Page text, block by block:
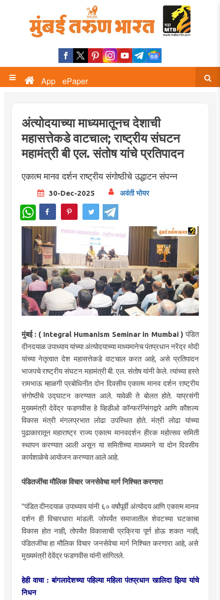
App ePaper
अंत्योदयाच्या माध्यमातूनच देशाची
महासत्तेकडे वाटचाल; राष्ट्रीय संघटन
महामंत्री बी एल. संतोष यांचे प्रतिपादन
एकात्म मानव दर्शन राष्ट्रीय संगोष्ठीचे उद्धाटन संपन्न
30-Dec-2025 अवंती भोयर
WhatsApp
मुंबई : ( Integral Humanism Seminar in Mumbai )पंडित
दीनदयाळ उपाध्याय यांच्या अंत्योदयाच्या माध्यमानेच पंतप्रधान नरेंद्र मोदी
यांच्या नेतृत्वात देश महासत्तेकडे वाटचाल करत आहे, असे प्रतिपादन
भाजपचे राष्ट्रीय संघटन महामंत्री बी. एल. संतोष यांनी केले. त्यांच्या हस्ते
रामभाऊ म्हाळगी प्रबोधिनीत दोन दिवसीय एकात्म मानव दर्शन राष्ट्रीय
संगोष्ठीचे उद्घाटन करण्यात आले. यावेळी ते बोलत होते. याप्रसंगी
मुख्यमंत्री देवेंद्र फडणवीस हे व्हिडीओ कॉन्फरंन्सिंगद्वारे आणि कौशल्य
विकास मंत्री मंगलप्रभात लोढा उपस्थित होते. मंत्री लोढा यांच्या
पुढाकारातून महाराष्ट्र राज्य एकात्म मानवदर्शन हीरक महोत्सव समिती
स्थापन करण्यात आली असून या समितीच्या माध्यमाने या दोन दिवसीय
कार्यशाळेचे आयोजन करण्यात आले आहे.
पंडितजींचा मौलिक विचार जनसेवेचा मार्ग निश्चित करणारा
"पंडित दीनदयाळ उपाध्याय यांनी ६० वर्षांपूर्वी अंत्योदय आणि एकात्म मानव
दर्शन ही विचारधारा मांडली. जोपर्यंत समाजातील शेवटच्या घटकाचा
विकास होत नाही, तोपर्यंत विकासाची प्रक्रिया पूर्ण होऊ शकत नाही,
पंडितजींचा हा मौलिक विचार जनसेवेचा मार्ग निश्चित करणारा आहे, असे
मुख्यमंत्री देवेंद्र फडणवीस यांनी सांगितले.
हेही वाचा :बांगलादेशच्या पहिल्या महिला पंतप्रधान खालिदा झिया यांचे
निधन